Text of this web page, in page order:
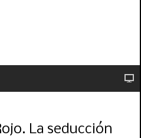
La seducción